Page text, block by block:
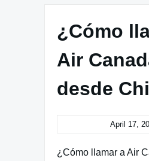
¿Cómo
Air
desde
April 17,
¿Cómo llamar a Air